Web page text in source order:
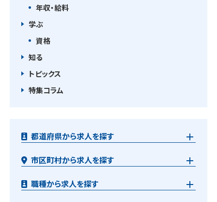
年収・給料
学ぶ
資格
知る
トピックス
特集コラム
都道府県から求人を探す
市区町村から求人を探す
職種から求人を探す